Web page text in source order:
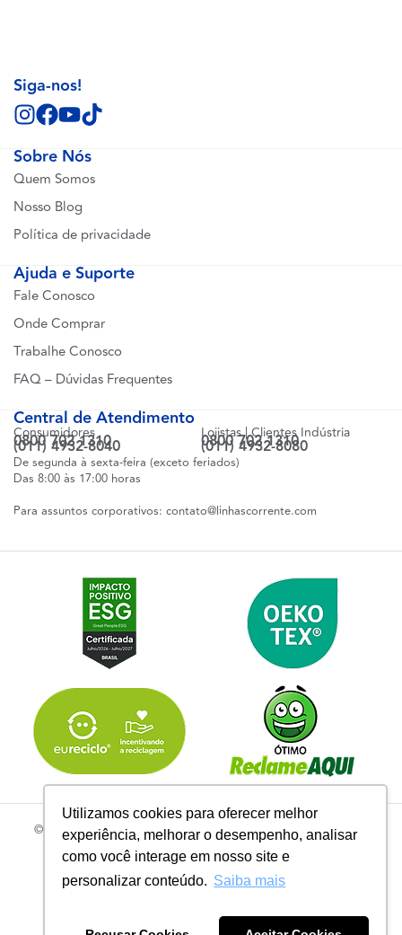
Utilizamos cookies para oferecer melhor
experiência, melhorar o desempenho, analisar
como você interage em nosso site e
personalizar conteúdo. Saiba mais
Sobre Nós
Quem Somos
Nosso Blog
Política de privacidade
Ajuda e Suporte
Fale Conosco
Onde Comprar
Trabalhe Conosco
FAQ – Dúvidas Frequentes
Central de Atendimento
Consumidores
0800 702 1310
(011) 4932-8040
Lojistas | Clientes Indústria
0800 702 1310
(011) 4932-8080
De segunda à sexta-feira (exceto feriados)
Das 8:00 às 17:00 horas
Para assuntos corporativos: contato@linhascorrente.com
Siga-nos!
© 2026 | Todos os Direitos Reservados Linhas Corrente - CNPJ
61.148.052/0001-02
R. do Manifesto, 705 - Ipiranga, São Paulo - SP, 04209-000